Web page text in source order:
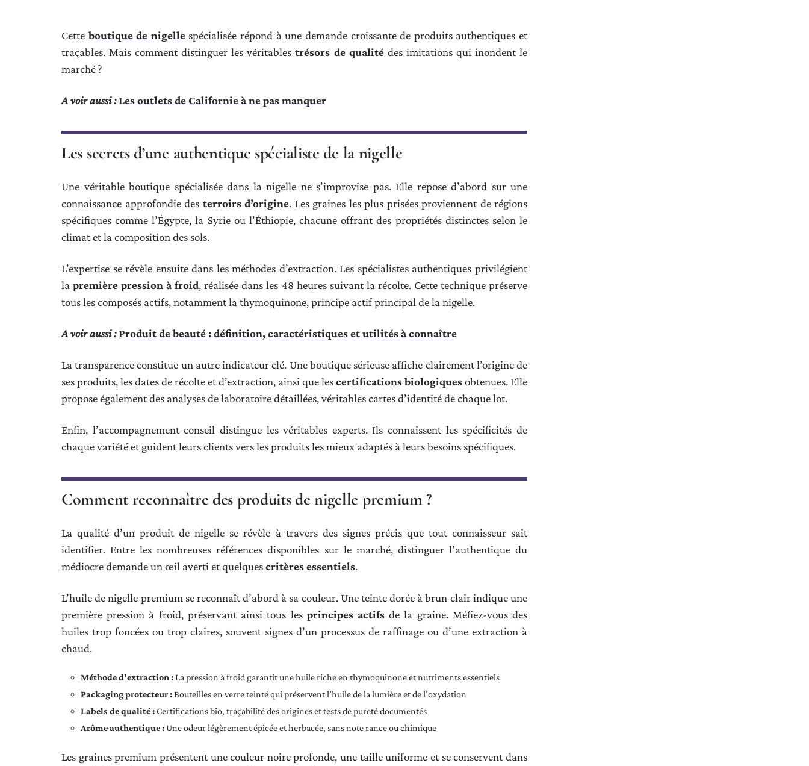
Cette boutique de nigellespécialisée répond à une demande croissante de produits authentiques et
traçables. Mais comment distinguer les véritablestrésors de qualitédes imitations qui inondent le
marché ?
A voir aussi :Les outlets de Californie à ne pas manquer
Les secrets d’une authentique spécialiste de la nigelle
Une véritable boutique spécialisée dans la nigelle ne s’improvise pas. Elle repose d’abord sur une
connaissance approfondie des terroirs d’origine. Les graines les plus prisées proviennent de régions
spécifiques comme l’Égypte, la Syrie ou l’Éthiopie, chacune offrant des propriétés distinctes selon le
climat et la composition des sols.
L’expertise se révèle ensuite dans les méthodes d’extraction. Les spécialistes authentiques privilégient
lapremière pression à froid, réalisée dans les 48 heures suivant la récolte. Cette technique préserve
tous les composés actifs, notamment la thymoquinone, principe actif principal de la nigelle.
A voir aussi :Produit de beauté : définition, caractéristiques et utilités à connaître
La transparence constitue un autre indicateur clé. Une boutique sérieuse affiche clairement l’origine de
ses produits, les dates de récolte et d’extraction, ainsi que lescertifications biologiquesobtenues. Elle
propose également des analyses de laboratoire détaillées, véritables cartes d’identité de chaque lot.
Enfin, l’accompagnement conseil distingue les véritables experts. Ils connaissent les spécificités de
chaque variété et guident leurs clients vers les produits les mieux adaptés à leurs besoins spécifiques.
Comment reconnaître des produits de nigelle premium ?
La qualité d’un produit de nigelle se révèle à travers des signes précis que tout connaisseur sait
identifier. Entre les nombreuses références disponibles sur le marché, distinguer l’authentique du
médiocre demande un œil averti et quelquescritères essentiels.
L’huile de nigelle premium se reconnaît d’abord à sa couleur. Une teinte dorée à brun clair indique une
première pression à froid, préservant ainsi tous les principes actifsde la graine. Méfiez-vous des
huiles trop foncées ou trop claires, souvent signes d’un processus de raffinage ou d’une extraction à
chaud.
Méthode d’extraction : La pression à froid garantit une huile riche en thymoquinone et nutriments essentiels
Packaging protecteur :Bouteilles en verre teinté qui préservent l’huile de la lumière et de l’oxydation
Labels de qualité :Certifications bio, traçabilité des origines et tests de pureté documentés
Arôme authentique :Une odeur légèrement épicée et herbacée, sans note rance ou chimique
Les graines premium présentent une couleur noire profonde, une taille uniforme et se conservent dans